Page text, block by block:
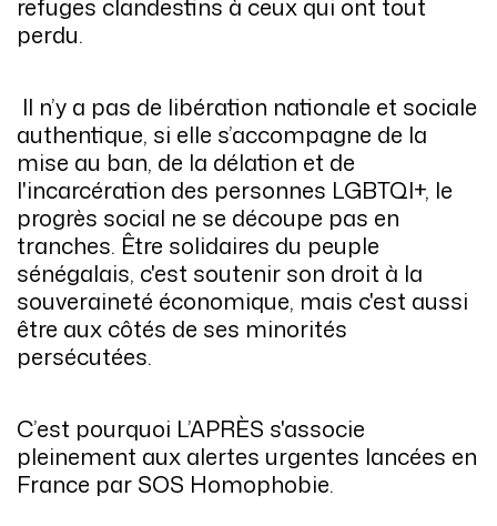
refuges clandestins à ceux qui ont tout
perdu.
Il n’y a pas de libération nationale et sociale
authentique, si elle s’accompagne de la
mise au ban, de la délation et de
l'incarcération des personnes LGBTQI+, le
progrès social ne se découpe pas en
tranches. Être solidaires du peuple
sénégalais, c'est soutenir son droit à la
souveraineté économique, mais c'est aussi
être aux côtés de ses minorités
persécutées.
C’est pourquoi L’APRÈS s'associe
pleinement aux alertes urgentes lancées en
France par SOS Homophobie.